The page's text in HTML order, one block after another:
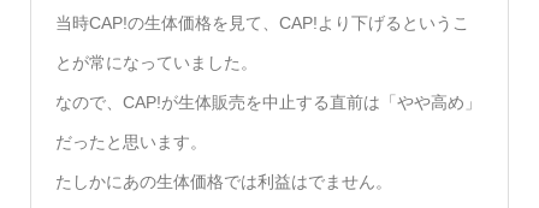
当時CAP!の生体価格を見て、CAP!より下げるというこ
とが常になっていました。
なので、CAP!が生体販売を中止する直前は「やや高め」
だったと思います。
たしかにあの生体価格では利益はでません。